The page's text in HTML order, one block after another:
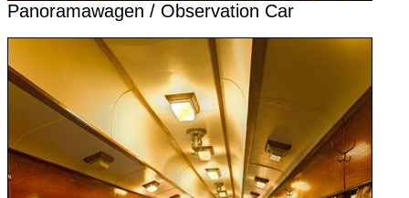
Panoramawagen / Observation Car